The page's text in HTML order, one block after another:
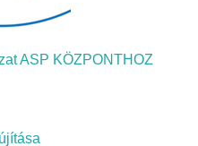
ASP KÖZPONTHOZ